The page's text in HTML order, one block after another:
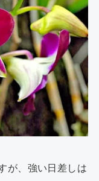
が、強い日差しは